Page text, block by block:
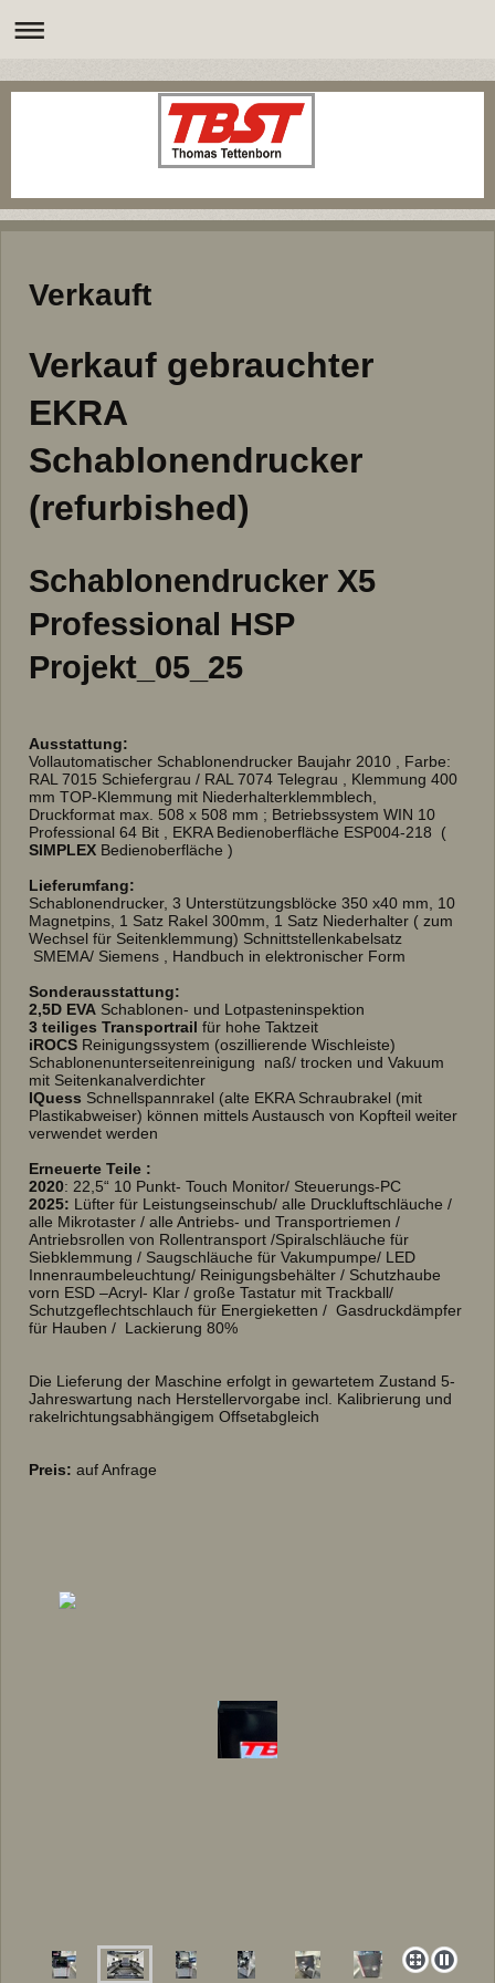
Verkauft
Verkauf gebrauchter
EKRA
Schablonendrucker
(refurbished)
Schablonendrucker X5
Professional HSP
Projekt_05_25
Ausstattung:
Vollautomatischer Schablonendrucker Baujahr 2010 , Farbe:
RAL 7015 Schiefergrau / RAL 7074 Telegrau , Klemmung 400
mm TOP-Klemmung mit Niederhalterklemmblech,
Druckformat max. 508 x 508 mm ; Betriebssystem WIN 10
Professional 64 Bit , EKRA Bedienoberfläche ESP004-218 (
SIMPLEX Bedienoberfläche )
Lieferumfang:
Schablonendrucker, 3 Unterstützungsblöcke 350 x40 mm, 10
Magnetpins, 1 Satz Rakel 300mm, 1 Satz Niederhalter ( zum
Wechsel für Seitenklemmung) Schnittstellenkabelsatz
SMEMA/ Siemens , Handbuch in elektronischer Form
Sonderausstattung:
2,5D EVA Schablonen- und Lotpasteninspektion
3 teiliges Transportrail für hohe Taktzeit
iROCS Reinigungssystem (oszillierende Wischleiste)
Schablonenunterseitenreinigung naß/ trocken und Vakuum
mit Seitenkanalverdichter
IQuess Schnellspannrakel (alte EKRA Schraubrakel (mit
Plastikabweiser) können mittels Austausch von Kopfteil weiter
verwendet werden
Erneuerte Teile :
2020: 22,5“ 10 Punkt- Touch Monitor/ Steuerungs-PC
2025: Lüfter für Leistungseinschub/ alle Druckluftschläuche /
alle Mikrotaster / alle Antriebs- und Transportriemen /
Antriebsrollen von Rollentransport /Spiralschläuche für
Siebklemmung / Saugschläuche für Vakumpumpe/ LED
Innenraumbeleuchtung/ Reinigungsbehälter / Schutzhaube
vorn ESD –Acryl- Klar / große Tastatur mit Trackball/
Schutzgeflechtschlauch für Energieketten / Gasdruckdämpfer
für Hauben / Lackierung 80%
Die Lieferung der Maschine erfolgt in gewartetem Zustand 5-
Jahreswartung nach Herstellervorgabe incl. Kalibrierung und
rakelrichtungsabhängigem Offsetabgleich
Preis: auf Anfrage